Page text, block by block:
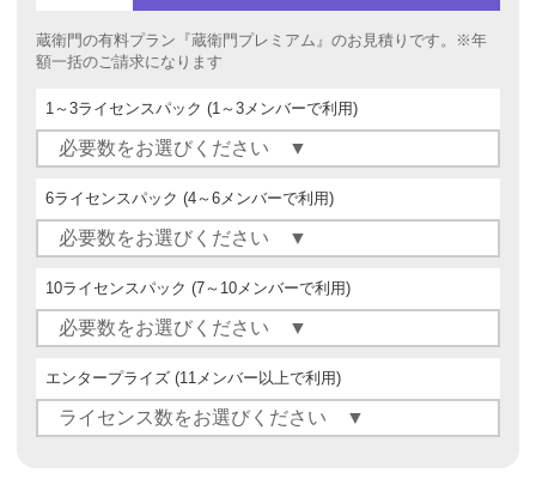
蔵衛門の有料プラン『蔵衛門プレミアム』のお見積りです。※年
額一括のご請求になります
1～3ライセンスパック (1～3メンバーで利用)
6ライセンスパック (4～6メンバーで利用)
10ライセンスパック (7～10メンバーで利用)
エンタープライズ (11メンバー以上で利用)